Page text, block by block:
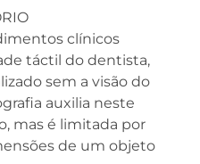
clínicos
táctil do dentista,
sem a visão do
auxilia neste
mas é limitada por
de um objeto